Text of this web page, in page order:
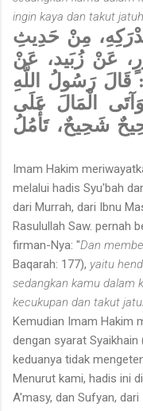
ingin kaya dan takut
مِنْ حَدِيثِ
عَنْ زُبَيد، عَنْ
رَسُولُ اللَّهِ
الْمَالَ عَلَى
شَحِيحٌ، تَأْمُلُ
Imam Hakim
melalui hadis Syu'bah
dari Murrah, dari Ibnu
Rasulullah Saw. pernah
firman-Nya: "Dan
Baqarah: 177), yaitu
sedangkan kamu dalam
kecukupan dan takut
Kemudian Imam Hakim
dengan syarat
keduanya tidak
Menurut kami, hadis ini
A'masy, dan Sufyan,